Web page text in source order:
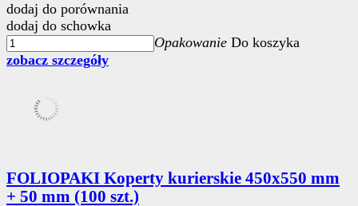
dodaj do porównania
dodaj do schowka
Opakowanie Do koszyka
zobacz szczegóły
FOLIOPAKI Koperty kurierskie 450x550 mm
+ 50 mm (100 szt.)